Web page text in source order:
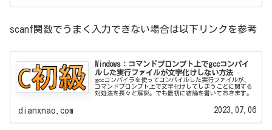
scanf関数でうまく入力できない場合は以下リンクを参考
Windows：コマンドプロンプト上でgccコンパイ
ルした実行ファイルが文字化けしない方法
gccコンパイラを使ってコンパイルした実行ファイルが、
コマンドプロンプト上で文字化けしてしまうことに関する
対処法を長々と解説。でも最初に結論を書いておきます。
dianxnao.com 2023.07.06